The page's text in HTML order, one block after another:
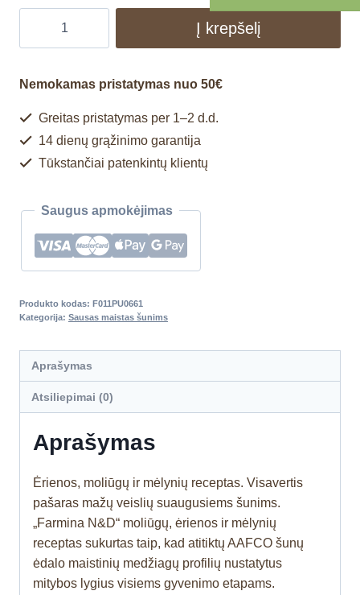
Į krepšelį
Nemokamas pristatymas nuo 50€
Greitas pristatymas per 1–2 d.d.
14 dienų grąžinimo garantija
Tūkstančiai patenkintų klientų
Saugus apmokėjimas
Produkto kodas: F011PU0661
Kategorija: Sausas maistas šunims
Aprašymas
Atsiliepimai (0)
Aprašymas
Ėrienos, moliūgų ir mėlynių receptas. Visavertis
pašaras mažų veislių suaugusiems šunims.
„Farmina N&D“ moliūgų, ėrienos ir mėlynių
receptas sukurtas taip, kad atitiktų AAFCO šunų
ėdalo maistinių medžiagų profilių nustatytus
mitybos lygius visiems gyvenimo etapams.